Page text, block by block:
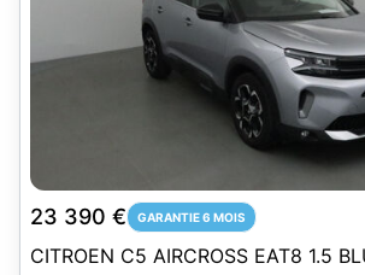
23 390 € GARANTIE 6 MOIS
CITROEN C5 AIRCROSS EAT8 1.5